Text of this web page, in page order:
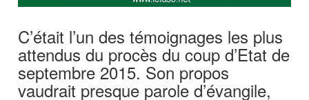
C’était l’un des témoignages les plus
attendus du procès du coup d’Etat de
septembre 2015. Son propos
vaudrait presque parole d’évangile,